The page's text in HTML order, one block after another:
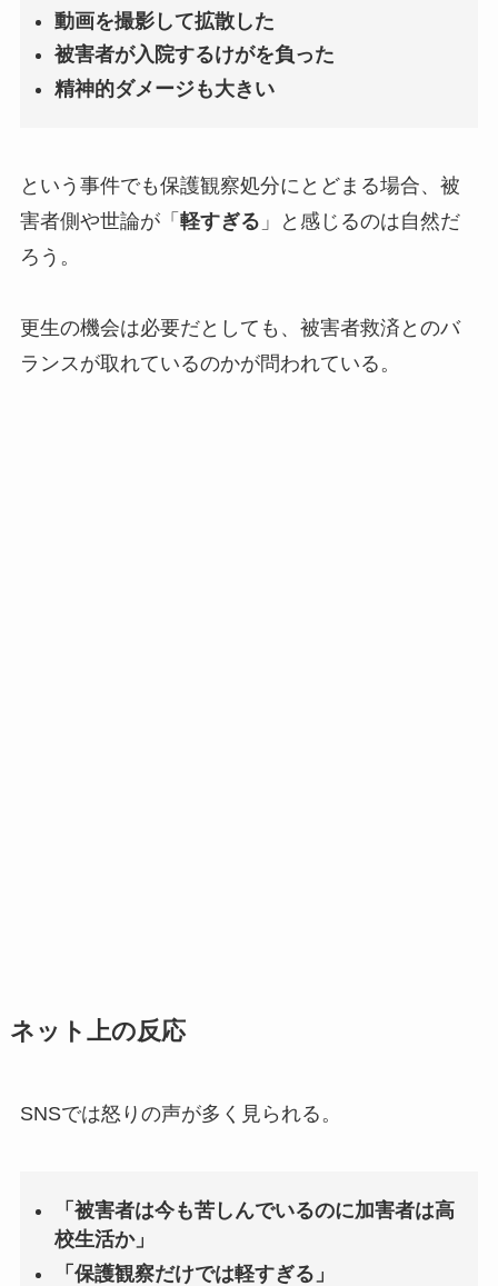
動画を撮影して拡散した
被害者が入院するけがを負った
精神的ダメージも大きい
という事件でも保護観察処分にとどまる場合、被
害者側や世論が「 軽すぎる 」と感じるのは自然だ
ろう。
更生の機会は必要だとしても、被害者救済とのバ
ランスが取れているのかが問われている。
ネット上の反応
SNSでは怒りの声が多く見られる。
「被害者は今も苦しんでいるのに加害者は高
校生活か」
「保護観察だけでは軽すぎる」